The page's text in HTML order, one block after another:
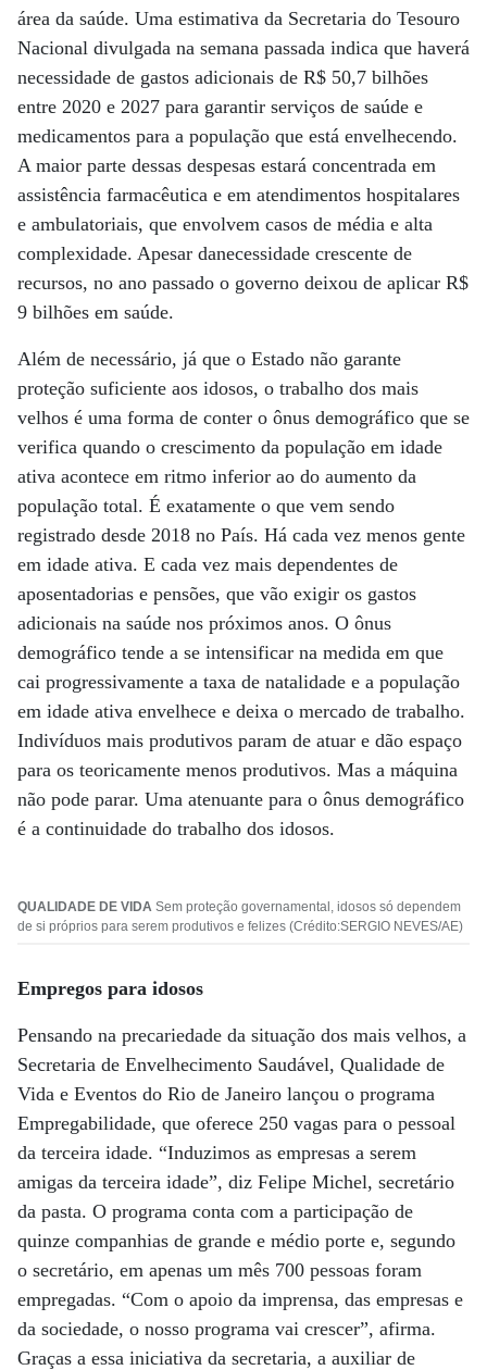
área da saúde. Uma estimativa da Secretaria do Tesouro
Nacional divulgada na semana passada indica que haverá
necessidade de gastos adicionais de R$ 50,7 bilhões
entre 2020 e 2027 para garantir serviços de saúde e
medicamentos para a população que está envelhecendo.
A maior parte dessas despesas estará concentrada em
assistência farmacêutica e em atendimentos hospitalares
e ambulatoriais, que envolvem casos de média e alta
complexidade. Apesar danecessidade crescente de
recursos, no ano passado o governo deixou de aplicar R$
9 bilhões em saúde.
Além de necessário, já que o Estado não garante
proteção suficiente aos idosos, o trabalho dos mais
velhos é uma forma de conter o ônus demográfico que se
verifica quando o crescimento da população em idade
ativa acontece em ritmo inferior ao do aumento da
população total. É exatamente o que vem sendo
registrado desde 2018 no País. Há cada vez menos gente
em idade ativa. E cada vez mais dependentes de
aposentadorias e pensões, que vão exigir os gastos
adicionais na saúde nos próximos anos. O ônus
demográfico tende a se intensificar na medida em que
cai progressivamente a taxa de natalidade e a população
em idade ativa envelhece e deixa o mercado de trabalho.
Indivíduos mais produtivos param de atuar e dão espaço
para os teoricamente menos produtivos. Mas a máquina
não pode parar. Uma atenuante para o ônus demográfico
é a continuidade do trabalho dos idosos.
QUALIDADE DE VIDA Sem proteção governamental, idosos só dependem
de si próprios para serem produtivos e felizes (Crédito:SERGIO NEVES/AE)
Empregos para idosos
Pensando na precariedade da situação dos mais velhos, a
Secretaria de Envelhecimento Saudável, Qualidade de
Vida e Eventos do Rio de Janeiro lançou o programa
Empregabilidade, que oferece 250 vagas para o pessoal
da terceira idade. “Induzimos as empresas a serem
amigas da terceira idade”, diz Felipe Michel, secretário
da pasta. O programa conta com a participação de
quinze companhias de grande e médio porte e, segundo
o secretário, em apenas um mês 700 pessoas foram
empregadas. “Com o apoio da imprensa, das empresas e
da sociedade, o nosso programa vai crescer”, afirma.
Graças a essa iniciativa da secretaria, a auxiliar de